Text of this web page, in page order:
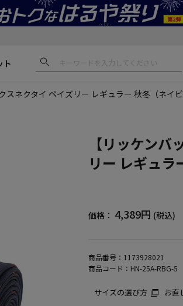
ト
スネクタイ ペイズリー レギュラー 秋冬（ネイビ
【リッケン
リー レギュラ
価格： 4,389円 (税込)
商品番号： 1173928021
商品コード： HN-25A-RBG-5
サイズの選び方 お直